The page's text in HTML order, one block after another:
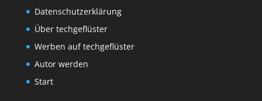
Datenschutzerklärung
Über techgeflüster
Werben auf techgeflüster
Autor werden
Start